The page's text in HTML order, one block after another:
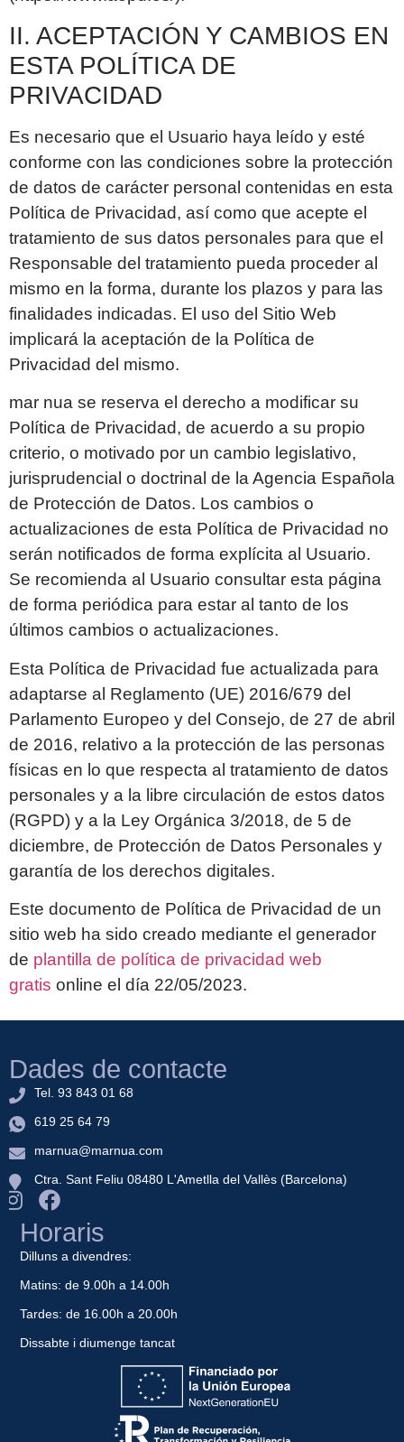
II. ACEPTACIÓN Y CAMBIOS EN
ESTA POLÍTICA DE
PRIVACIDAD
Es necesario que el Usuario haya leído y esté
conforme con las condiciones sobre la protección
de datos de carácter personal contenidas en esta
Política de Privacidad, así como que acepte el
tratamiento de sus datos personales para que el
Responsable del tratamiento pueda proceder al
mismo en la forma, durante los plazos y para las
finalidades indicadas. El uso del Sitio Web
implicará la aceptación de la Política de
Privacidad del mismo.
mar nua se reserva el derecho a modificar su
Política de Privacidad, de acuerdo a su propio
criterio, o motivado por un cambio legislativo,
jurisprudencial o doctrinal de la Agencia Española
de Protección de Datos. Los cambios o
actualizaciones de esta Política de Privacidad no
serán notificados de forma explícita al Usuario.
Se recomienda al Usuario consultar esta página
de forma periódica para estar al tanto de los
últimos cambios o actualizaciones.
Esta Política de Privacidad fue actualizada para
adaptarse al Reglamento (UE) 2016/679 del
Parlamento Europeo y del Consejo, de 27 de abril
de 2016, relativo a la protección de las personas
físicas en lo que respecta al tratamiento de datos
personales y a la libre circulación de estos datos
(RGPD) y a la Ley Orgánica 3/2018, de 5 de
diciembre, de Protección de Datos Personales y
garantía de los derechos digitales.
Este documento de Política de Privacidad de un
sitio web ha sido creado mediante el generador
de plantilla de política de privacidad web
gratis online el día 22/05/2023.
Dades de contacte
Tel. 93 843 01 68
619 25 64 79
marnua@marnua.com
Ctra. Sant Feliu 08480 L'Ametlla del Vallès (Barcelona)
Horaris
Dilluns a divendres:
Matins: de 9.00h a 14.00h
Tardes: de 16.00h a 20.00h
Dissabte i diumenge tancat